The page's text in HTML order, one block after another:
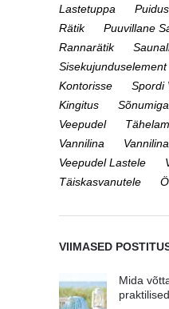
Lastetuppa
Rätik
Puuvillane
Rannarätik
Sisekujunduselement
Kontorisse
Spordi
Kingitus
Veepudel
Vannilina
Veepudel Lastele
Täiskasvanutele
VIIMASED
Mida